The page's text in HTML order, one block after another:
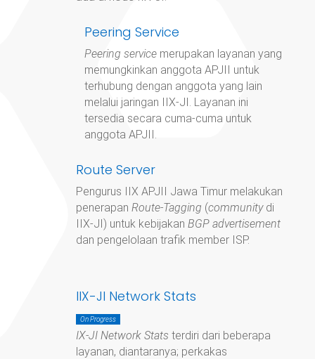
Peering Service
Peering servicemerupakan layanan yang
memungkinkan anggota APJII untuk
terhubung dengan anggota yang lain
melalui jaringan IIX-JI. Layanan ini
tersedia secara cuma-cuma untuk
anggota APJII.
Route Server
Pengurus IIX APJII Jawa Timur melakukan
penerapan Route-Tagging (communitydi
IIX-JI) untuk kebijakan BGP advertisement
dan pengelolaan trafik member ISP.
IIX-JI Network Stats
On Progress
IX-JI Network Stats terdiri dari beberapa
layanan, diantaranya; perkakas